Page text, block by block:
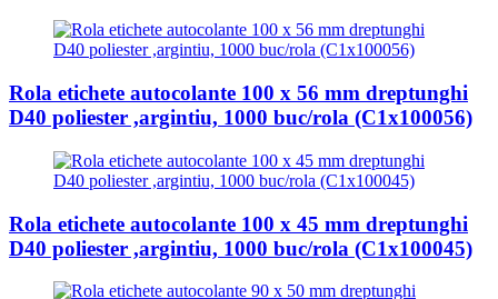
Rola etichete autocolante 100 x 56 mm dreptunghi
D40 poliester ,argintiu, 1000 buc/rola (C1x100056)
Rola etichete autocolante 100 x 45 mm dreptunghi
D40 poliester ,argintiu, 1000 buc/rola (C1x100045)